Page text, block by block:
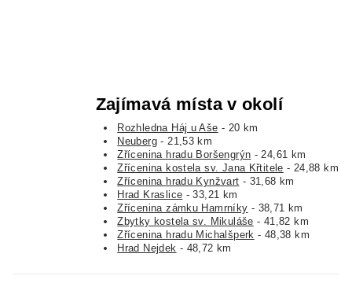
Zajímavá místa v okolí
Rozhledna Háj u Aše - 20 km
Neuberg - 21,53 km
Zřícenina hradu Boršengrýn - 24,61 km
Zřícenina kostela sv. Jana Křtitele - 24,88 km
Zřícenina hradu Kynžvart - 31,68 km
Hrad Kraslice - 33,21 km
Zřícenina zámku Hamrníky - 38,71 km
Zbytky kostela sv. Mikuláše - 41,82 km
Zřícenina hradu Michalšperk - 48,38 km
Hrad Nejdek - 48,72 km